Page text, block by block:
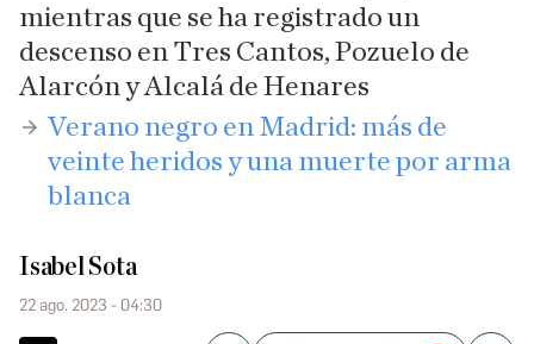
mientras que se ha registrado un
descenso en Tres Cantos, Pozuelo de
Alarcón y Alcalá de Henares
​Verano negro en Madrid: más de
veinte heridos y una muerte por arma
blanca
Isabel Sota
22 ago. 2023 - 04:30